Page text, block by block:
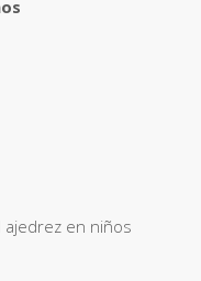
ajedrez en niños